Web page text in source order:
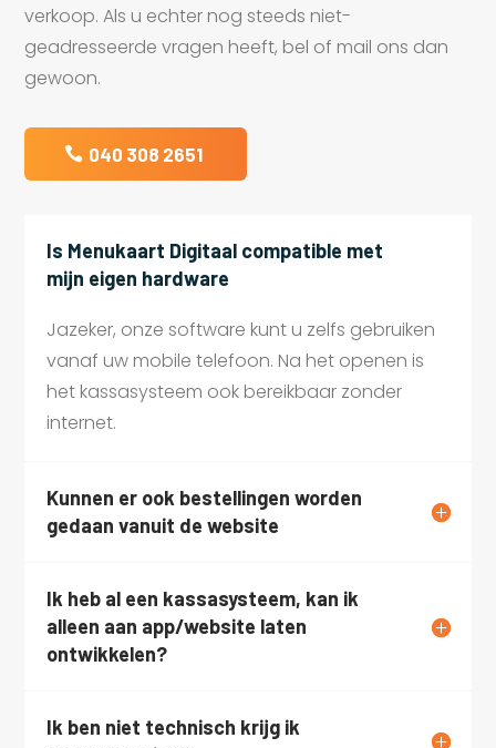
verkoop. Als u echter nog steeds niet-
geadresseerde vragen heeft, bel of mail ons dan
gewoon.
040 308 2651
Is Menukaart Digitaal compatible met
mijn eigen hardware
Jazeker, onze software kunt u zelfs gebruiken
vanaf uw mobile telefoon. Na het openen is
het kassasysteem ook bereikbaar zonder
internet.
Kunnen er ook bestellingen worden
gedaan vanuit de website
Ik heb al een kassasysteem, kan ik
alleen aan app/website laten
ontwikkelen?
Ik ben niet technisch krijg ik